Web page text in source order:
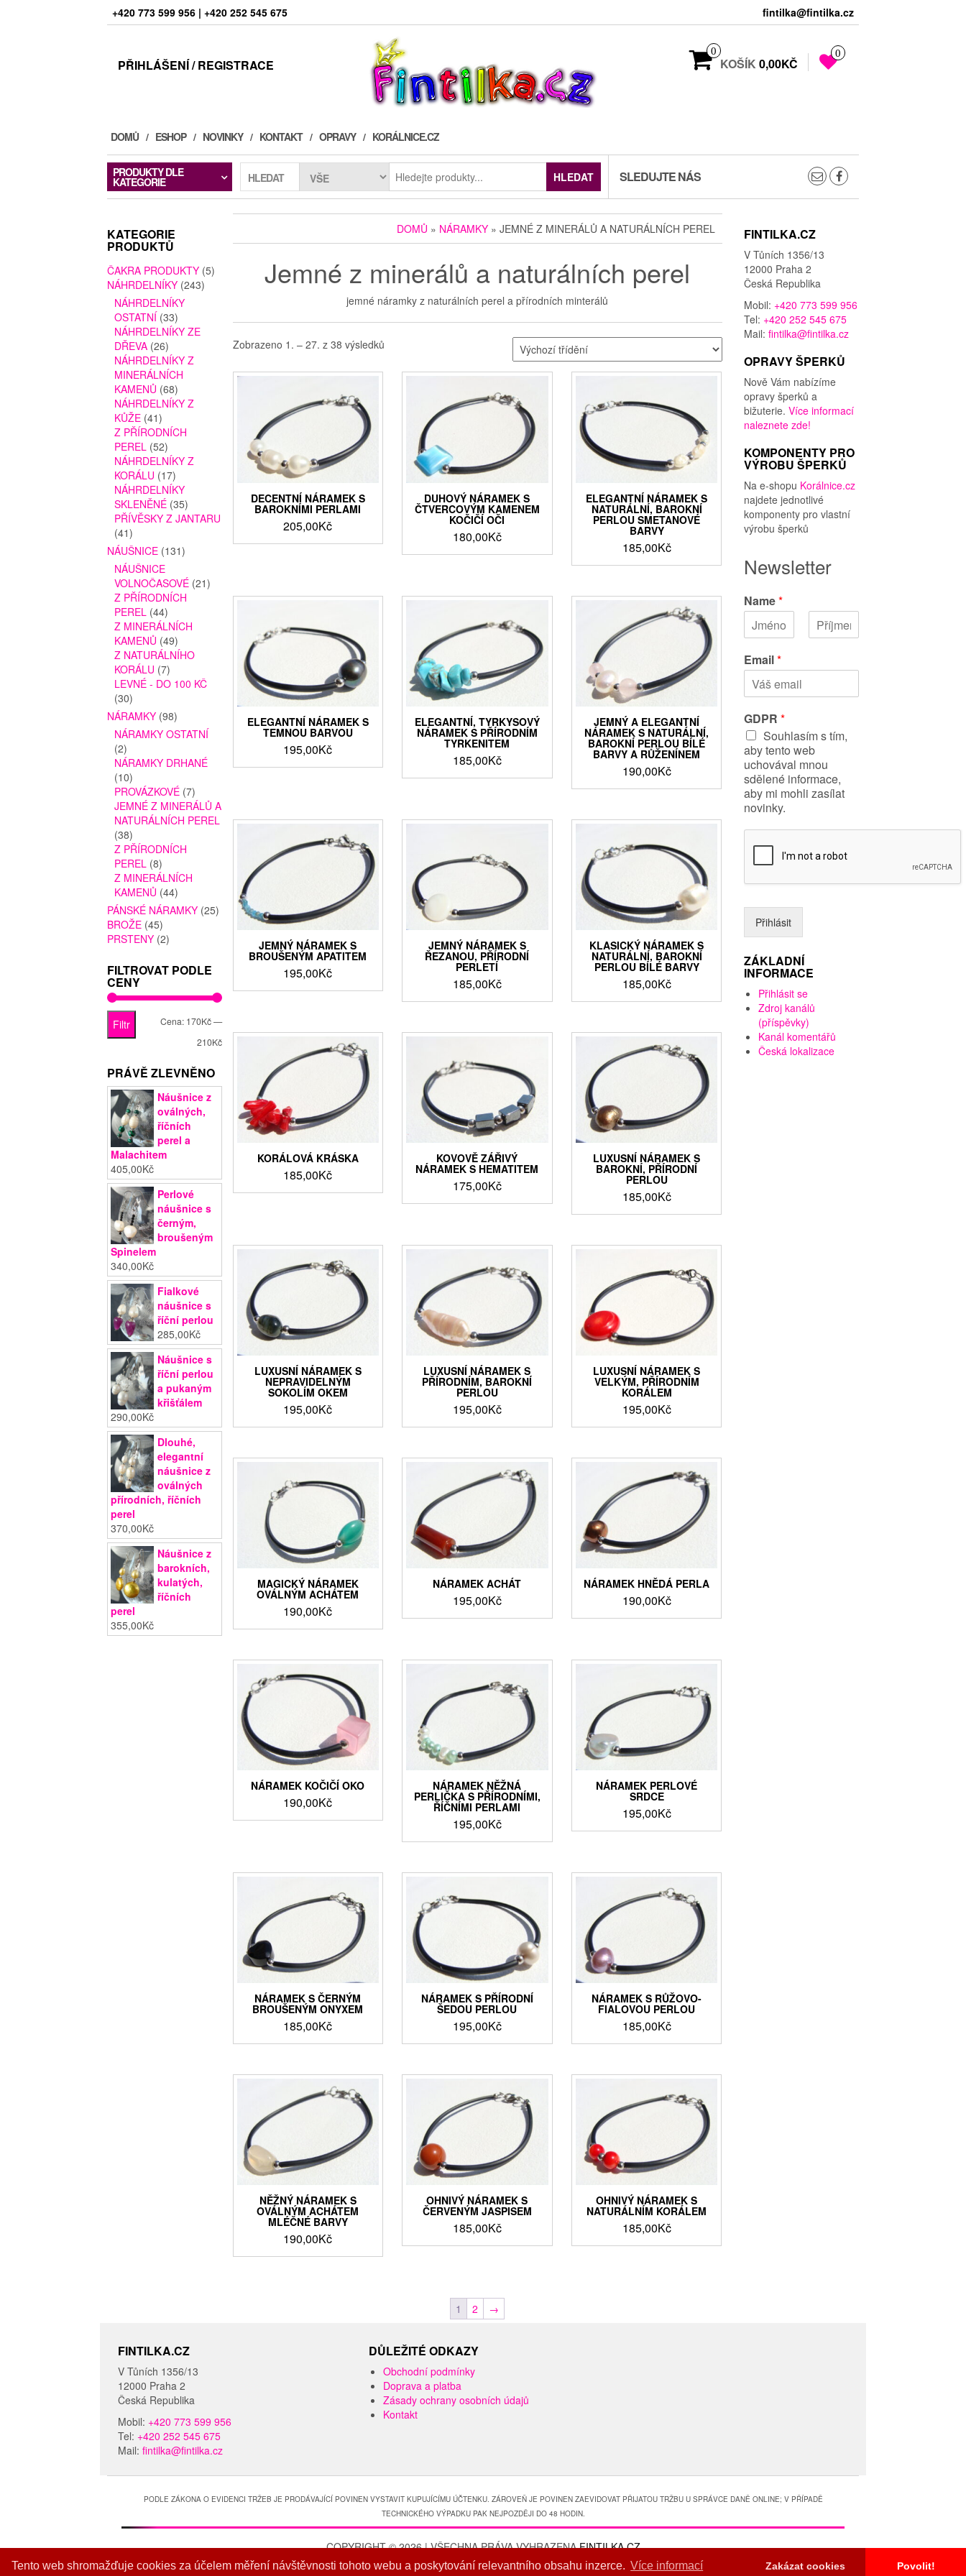
Tento web shromažďuje cookies za účelem měření návštěvnosti tohoto webu a poskytování relevantního obsahu inzerce. Více informací Zakázat cookies Povolit!
+420 773 599 956 | +420 252 545 675 fintilka@fintilka.cz
PŘIHLÁŠENÍ / REGISTRACE
0
KOŠÍK 0,00KČ
0
DOMŮ ESHOP NOVINKY KONTAKT OPRAVY KORÁLNICE.CZ
PRODUKTY DLE
KATEGORIE HLEDAT HLEDAT SLEDUJTE NÁS
KATEGORIE
PRODUKTŮ
ČAKRA PRODUKTY (5)
NÁHRDELNÍKY (243)
NÁHRDELNÍKY
OSTATNÍ (33)
NÁHRDELNÍKY ZE
DŘEVA (26)
NÁHRDELNÍKY Z
MINERÁLNÍCH
KAMENŮ (68)
NÁHRDELNÍKY Z
KŮŽE (41)
Z PŘÍRODNÍCH
PEREL (52)
NÁHRDELNÍKY Z
KORÁLU (17)
NÁHRDELNÍKY
SKLENĚNÉ (35)
PŘÍVĚSKY Z JANTARU
(41)
NÁUŠNICE (131)
NÁUŠNICE
VOLNOČASOVÉ (21)
Z PŘÍRODNÍCH
PEREL (44)
Z MINERÁLNÍCH
KAMENŮ (49)
Z NATURÁLNÍHO
KORÁLU (7)
LEVNÉ - DO 100 KČ
(30)
NÁRAMKY (98)
NÁRAMKY OSTATNÍ
(2)
NÁRAMKY DRHANÉ
(10)
PROVÁZKOVÉ (7)
JEMNÉ Z MINERÁLŮ A
NATURÁLNÍCH PEREL
(38)
Z PŘÍRODNÍCH
PEREL (8)
Z MINERÁLNÍCH
KAMENŮ (44)
PÁNSKÉ NÁRAMKY (25)
BROŽE (45)
PRSTENY (2)
FILTROVAT PODLE
CENY
Minimální
cena
Maximální
cena
Filtr Cena: 170Kč—
210Kč
PRÁVĚ ZLEVNĚNO
Náušnice z
oválných,
říčních
perel a
Malachitem
405,00Kč
Perlové
náušnice s
černým,
broušeným
Spinelem
340,00Kč
Fialkové
náušnice s
říční perlou
285,00Kč
Náušnice s
říční perlou
a pukaným
křišťálem
290,00Kč
Dlouhé,
elegantní
náušnice z
oválných
přírodních, říčních
perel
370,00Kč
Náušnice z
barokních,
kulatých,
říčních
perel
355,00Kč
DOMŮ » NÁRAMKY » JEMNÉ Z MINERÁLŮ A NATURÁLNÍCH PEREL
Jemné z minerálů a naturálních perel
jemné náramky z naturálních perel a přírodních minterálů
Zobrazeno 1. – 27. z 38 výsledků
DECENTNÍ NÁRAMEK S
BAROKNÍMI PERLAMI
205,00Kč
DUHOVÝ NÁRAMEK S
ČTVERCOVÝM KAMENEM
KOČIČÍ OČI
180,00Kč
ELEGANTNÍ NÁRAMEK S
NATURÁLNÍ, BAROKNÍ
PERLOU SMETANOVÉ
BARVY
185,00Kč
ELEGANTNÍ NÁRAMEK S
TEMNOU BARVOU
195,00Kč
ELEGANTNÍ, TYRKYSOVÝ
NÁRAMEK S PŘÍRODNÍM
TYRKENITEM
185,00Kč
JEMNÝ A ELEGANTNÍ
NÁRAMEK S NATURÁLNÍ,
BAROKNÍ PERLOU BÍLÉ
BARVY A RŮŽENÍNEM
190,00Kč
JEMNÝ NÁRAMEK S
BROUŠENÝM APATITEM
195,00Kč
JEMNÝ NÁRAMEK S
ŘEZANOU, PŘÍRODNÍ
PERLETÍ
185,00Kč
KLASICKÝ NÁRAMEK S
NATURÁLNÍ, BAROKNÍ
PERLOU BÍLÉ BARVY
185,00Kč
KORÁLOVÁ KRÁSKA
185,00Kč
KOVOVĚ ZÁŘIVÝ
NÁRAMEK S HEMATITEM
175,00Kč
LUXUSNÍ NÁRAMEK S
BAROKNÍ, PŘÍRODNÍ
PERLOU
185,00Kč
LUXUSNÍ NÁRAMEK S
NEPRAVIDELNÝM
SOKOLÍM OKEM
195,00Kč
LUXUSNÍ NÁRAMEK S
PŘÍRODNÍM, BAROKNÍ
PERLOU
195,00Kč
LUXUSNÍ NÁRAMEK S
VELKÝM, PŘÍRODNÍM
KORÁLEM
195,00Kč
MAGICKÝ NÁRAMEK
OVÁLNÝM ACHÁTEM
190,00Kč
NÁRAMEK ACHÁT
195,00Kč
NÁRAMEK HNĚDÁ PERLA
190,00Kč
NÁRAMEK KOČIČÍ OKO
190,00Kč
NÁRAMEK NĚŽNÁ
PERLIČKA S PŘÍRODNÍMI,
ŘÍČNÍMI PERLAMI
195,00Kč
NÁRAMEK PERLOVÉ
SRDCE
195,00Kč
NÁRAMEK S ČERNÝM
BROUŠENÝM ONYXEM
185,00Kč
NÁRAMEK S PŘÍRODNÍ
ŠEDOU PERLOU
195,00Kč
NÁRAMEK S RŮŽOVO-
FIALOVOU PERLOU
185,00Kč
NĚŽNÝ NÁRAMEK S
OVÁLNÝM ACHÁTEM
MLÉČNÉ BARVY
190,00Kč
OHNIVÝ NÁRAMEK S
ČERVENÝM JASPISEM
185,00Kč
OHNIVÝ NÁRAMEK S
NATURÁLNÍM KORÁLEM
185,00Kč
1 2 →
FINTILKA.CZ
V Tůních 1356/13
12000 Praha 2
Česká Republika
Mobil: +420 773 599 956
Tel: +420 252 545 675
Mail:fintilka@fintilka.cz
OPRAVY ŠPERKŮ
Nově Vám nabízíme
opravy šperků a
bižuterie.Více informací
naleznete zde!
KOMPONENTY PRO
VÝROBU ŠPERKŮ
Na e-shopu Korálnice.cz
najdete jednotlivé
komponenty pro vlastní
výrobu šperků
Newsletter
Name*
ř
e
n
í
j
m
é
n
o
e
Email*
GDPR*
Souhlasím s tím,
aby tento web
uchovával mnou
sdělené informace,
aby mi mohli zasílat
novinky.
Přihlásit
ZÁKLADNÍ
INFORMACE
Přihlásit se
Zdroj kanálů
(příspěvky)
Kanál komentářů
Česká lokalizace
FINTILKA.CZ
V Tůních 1356/13
12000 Praha 2
Česká Republika
Mobil: +420 773 599 956
Tel: +420 252 545 675
Mail:fintilka@fintilka.cz
DŮLEŽITÉ ODKAZY
Obchodní podmínky
Doprava a platba
Zásady ochrany osobních údajů
Kontakt
PODLE ZÁKONA O EVIDENCI TRŽEB JE PRODÁVAJÍCÍ POVINEN VYSTAVIT KUPUJÍCÍMU ÚČTENKU. ZÁROVEŇ JE POVINEN ZAEVIDOVAT PŘIJATOU TRŽBU U SPRÁVCE DANĚ ONLINE; V PŘÍPADĚ
TECHNICKÉHO VÝPADKU PAK NEJPOZDĚJI DO 48 HODIN.
COPYRIGHT © 2026 | VŠECHNA PRÁVA VYHRAZENAFINTILKA.CZ
DEVELOPED BY